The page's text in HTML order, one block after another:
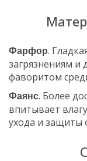
Фарфор.
загрязнениям и
фаворитом
Фаянс. Более
впитывает
ухода и защиты